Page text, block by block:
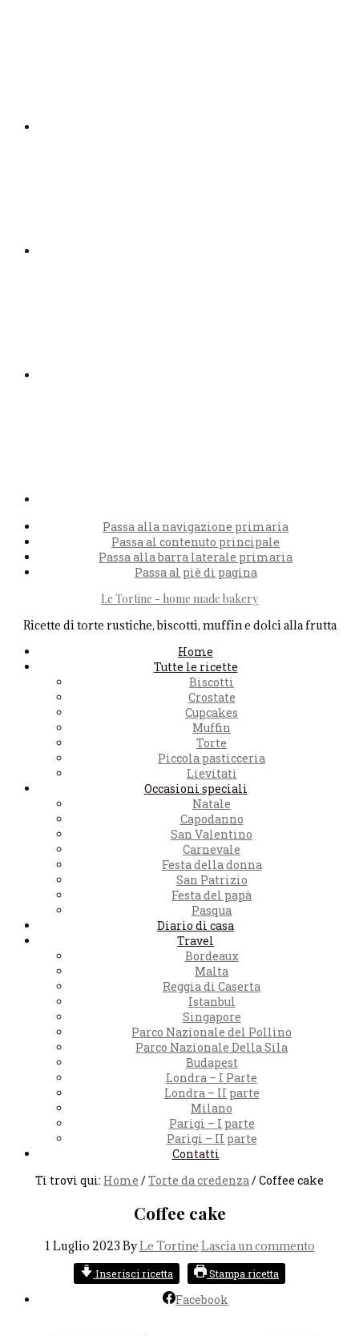
Passa alla navigazione primaria
Passa al contenuto principale
Passa alla barra laterale primaria
Passa al piè di pagina
Le Tortine - home made bakery
Ricette di torte rustiche, biscotti, muffin e dolci alla frutta
Home
Tutte le ricette
Biscotti
Crostate
Cupcakes
Muffin
Torte
Piccola pasticceria
Lievitati
Occasioni speciali
Natale
Capodanno
San Valentino
Carnevale
Festa della donna
San Patrizio
Festa del papà
Pasqua
Diario di casa
Travel
Bordeaux
Malta
Reggia di Caserta
Istanbul
Singapore
Parco Nazionale del Pollino
Parco Nazionale Della Sila
Budapest
Londra – I Parte
Londra – II parte
Milano
Parigi – I parte
Parigi – II parte
Contatti
Ti trovi qui: Home /Torte da credenza/Coffee cake
Coffee cake
1 Luglio 2023 ByLe Tortine Lascia un commento
Inserisci ricetta Stampa ricetta
Facebook